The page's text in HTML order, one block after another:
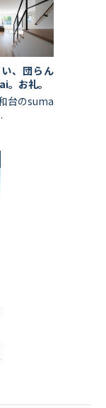
、団らん
。お礼。
台のsuma